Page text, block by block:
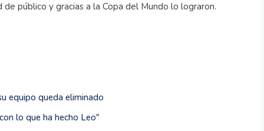
público y gracias a la Copa del Mundo lo lograron.
equipo queda eliminado
lo que ha hecho Leo"